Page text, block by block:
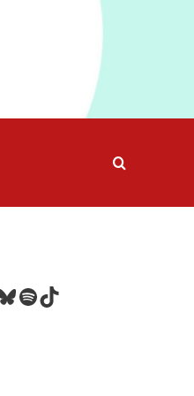
Spotify
TikTok